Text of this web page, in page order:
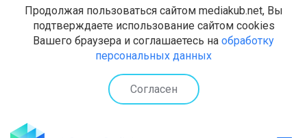
Продолжая пользоваться сайтом mediakub.net, Вы
подтверждаете использование сайтом cookies
Вашего браузера и соглашаетесь на обработку
персональных данных
Согласен